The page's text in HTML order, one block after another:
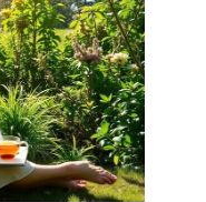
BAMBOU
- Les planches
sont
à partir de
naturel et
bambou
ne
pas d'engrais